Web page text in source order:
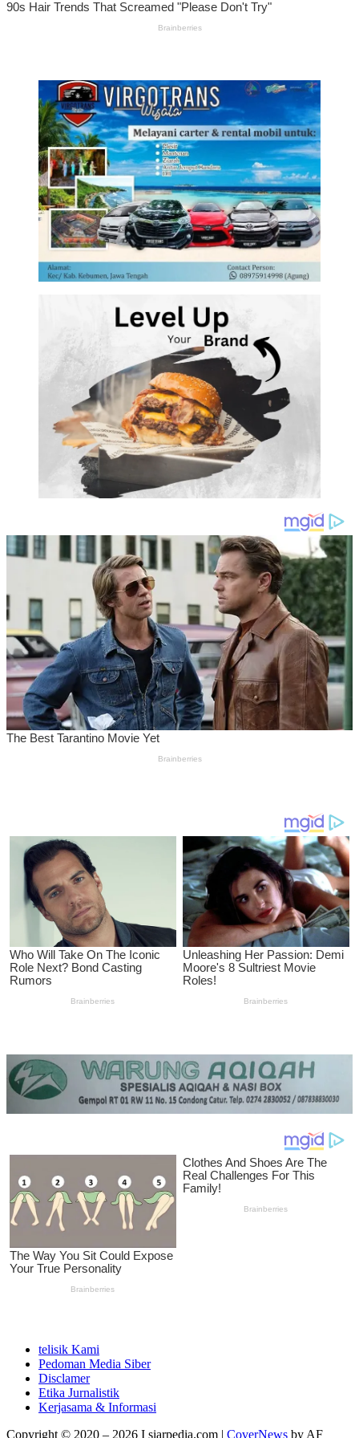
telisik Kami
Pedoman Media Siber
Disclamer
Etika Jurnalistik
Kerjasama & Informasi
Copyright © 2020 – 2026 I siarpedia.com | CoverNews by AF